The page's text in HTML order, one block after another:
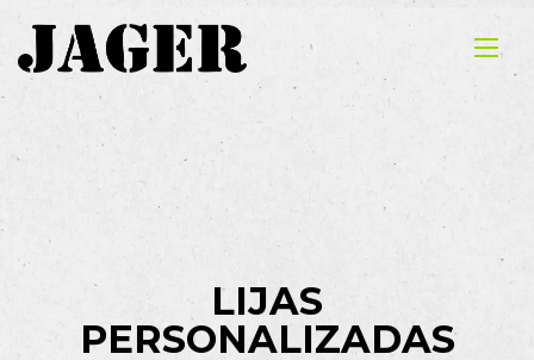
LIJAS
PERSONALIZADAS